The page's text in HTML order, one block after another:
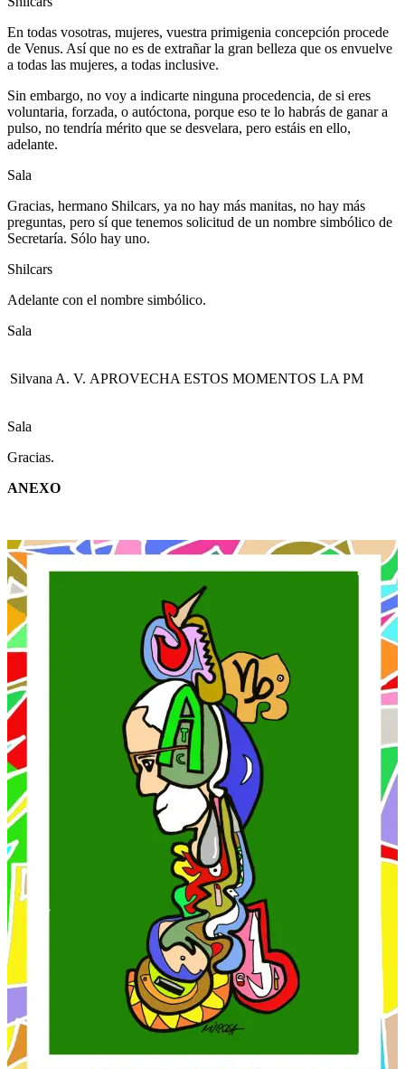
En todas vosotras, mujeres, vuestra primigenia concepción procede
de Venus. Así que no es de extrañar la gran belleza que os envuelve
a todas las mujeres, a todas inclusive.
Sin embargo, no voy a indicarte ninguna procedencia, de si eres
voluntaria, forzada, o autóctona, porque eso te lo habrás de ganar a
pulso, no tendría mérito que se desvelara, pero estáis en ello,
adelante.
Sala
Gracias, hermano Shilcars, ya no hay más manitas, no hay más
preguntas, pero sí que tenemos solicitud de un nombre simbólico de
Secretaría. Sólo hay uno.
Shilcars
Adelante con el nombre simbólico.
Sala
Silvana A. V. APROVECHA ESTOS MOMENTOS LA PM
Sala
Gracias.
ANEXO